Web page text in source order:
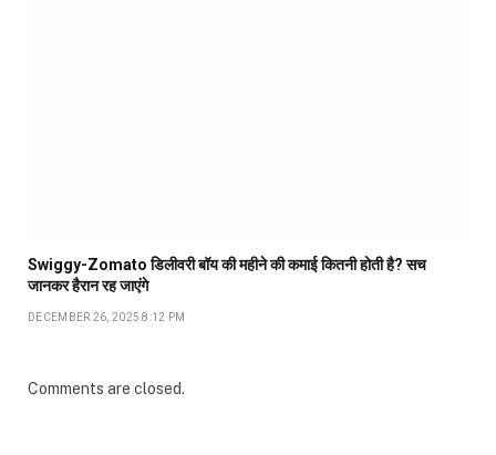
Swiggy-Zomato डिलीवरी बॉय की महीने की कमाई कितनी होती है? सच
जानकर हैरान रह जाएंगे
DECEMBER 26, 2025 8:12 PM
Comments are closed.